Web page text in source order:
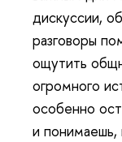
дискуссии,
разговоры
ощутить
огромного
особенно
и понимаешь,